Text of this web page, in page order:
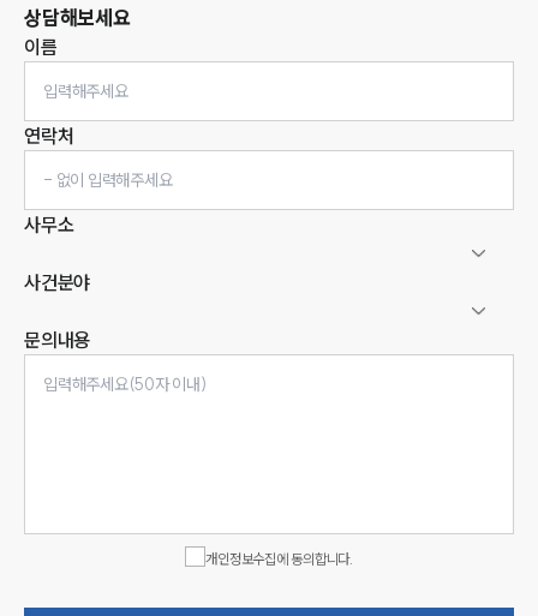
상담해보세요
이름
연락처
사무소
사건분야
문의내용
개인정보수집에 동의합니다.